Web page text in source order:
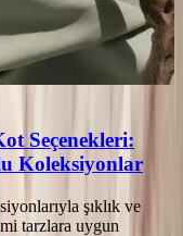
Seçenekleri:
Koleksiyonlar
şıklık ve
tarzlara uygun